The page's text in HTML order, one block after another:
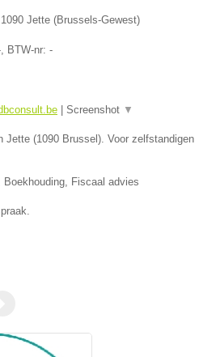
1090 Jette (Brussels-Gewest)
, BTW-nr: -
| Screenshot ▼
Jette (1090 Brussel). Voor zelfstandigen
Fiscaal advies